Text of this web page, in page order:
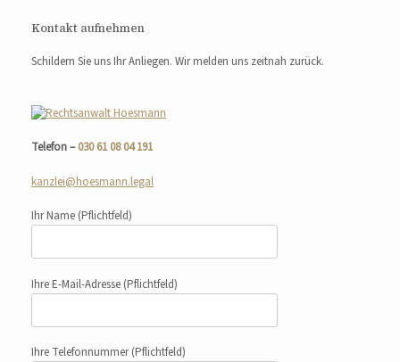
Kontakt aufnehmen
Schildern Sie uns Ihr Anliegen. Wir melden uns zeitnah zurück.
Telefon –030 61 08 04 191
kanzlei@hoesmann.legal
Ihr Name (Pflichtfeld)
Ihre E-Mail-Adresse (Pflichtfeld)
Ihre Telefonnummer(Pflichtfeld)